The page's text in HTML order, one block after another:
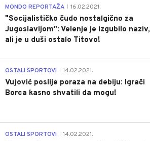
MONDO REPORTAŽA 16.02.2021.
"Socijalističko čudo nostalgično za
Jugoslavijom": Velenje je izgubilo naziv,
ali je u duši ostalo Titovo!
OSTALI SPORTOVI 14.02.2021.
Vujović poslije poraza na debiju: Igrači
Borca kasno shvatili da mogu!
OSTALI SPORTOVI 14.02.2021.